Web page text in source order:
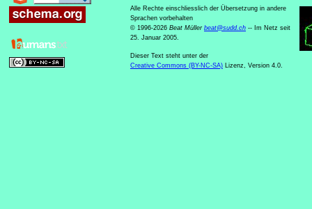
Alle Rechte einschliesslich der Übersetzung in andere
Sprachen vorbehalten
© 1996-2026 Beat Müller beat@sudd.ch -- Im Netz seit
25. Januar 2005.
Dieser Text steht unter der
Creative Commons (BY-NC-SA) Lizenz, Version 4.0.